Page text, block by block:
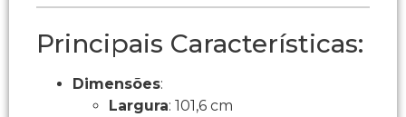
Principais Características:
Dimensões:
Largura: 101,6 cm